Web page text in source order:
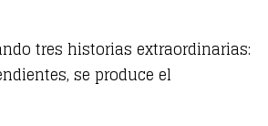
tres historias extraordinarias:
se produce el